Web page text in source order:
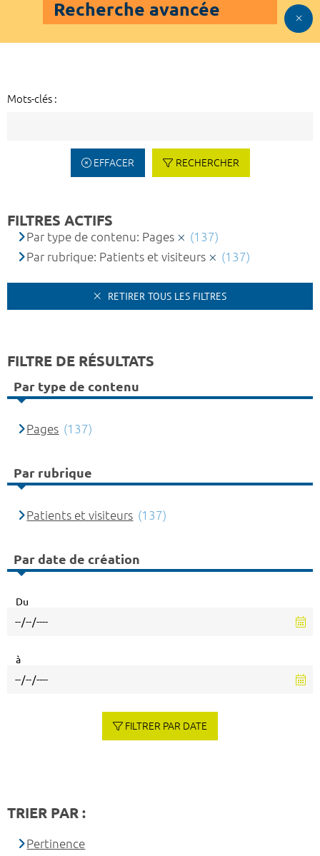
Recherche avancée
Mots-clés :
EFFACER RECHERCHER
FILTRES ACTIFS
Par type de contenu: Pages
(137)
Par rubrique: Patients et visiteurs
(137)
RETIRER TOUS LES FILTRES
FILTRE DE RÉSULTATS
Par type de contenu
Pages (137)
Par rubrique
Patients et visiteurs (137)
Par date de création
Du
à
FILTRER PAR DATE
TRIER PAR :
Pertinence